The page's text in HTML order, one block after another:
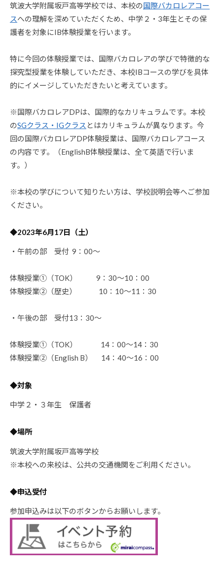
筑波大学附属坂戸高等学校では、本校の国際バカロレアコー
ス への理解を深めていただくため、中学２・3年生とその保
護者を対象にIB体験授業を行います。
特に今回の体験授業では、国際バカロレアの学びで特徴的な
探究型授業を体験していただき、本校IBコースの学びを具体
的にイメージしていただきたいと考えています。
※国際バカロレアDPは、国際的なカリキュラムです。本校
のSGクラス・IGクラス とはカリキュラムが異なります。今
回の国際バカロレアDP体験授業は、国際バカロレアコース
の内容です。（EnglishB体験授業は、全て英語で行いま
す。）
※本校の学びについて知りたい方は、学校説明会等へご参加
ください。
◆2023年6月17日（土）
・午前の部 受付 9：00～
体験授業①（TOK） 9：30～10：00
体験授業②（歴史） 10：10～11：30
・午後の部 受付13：30～
体験授業①（TOK） 14：00～14：30
体験授業②（English B） 14：40～16：00
◆対象
中学２・３年生 保護者
◆場所
筑波大学附属坂戸高等学校
※本校への来校は、公共の交通機関をご利用ください。
◆申込受付
参加申込みは以下のボタンからお願いします。